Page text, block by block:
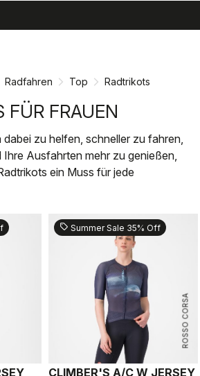
Radfahren Top Radtrikots
FÜR FRAUEN
zu helfen, schneller zu fahren,
Ihre Ausfahrten mehr zu genießen,
ein Muss für jede
ROSSO CORSA
sell Summer Sale 35% Off
CLIMBER'S A/C W JERSEY